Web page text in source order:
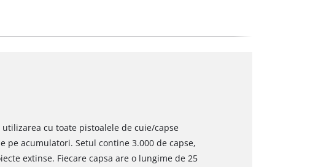
cu toate pistoalele de cuie/capse
pe acumulatori. Setul contine 3.000 de capse,
extinse. Fiecare capsa are o lungime de 25